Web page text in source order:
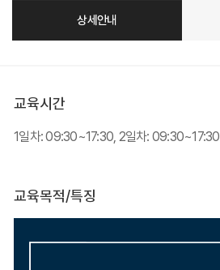
상세안내
교육시간
1일차: 09:30~17:30, 2일차: 09:30~17:30
교육목적/특징